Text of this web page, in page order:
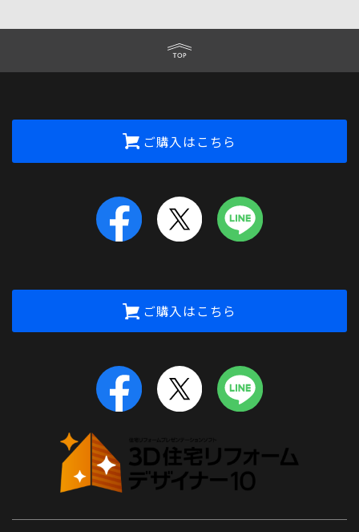
ご購入はこちら
ご購入はこちら